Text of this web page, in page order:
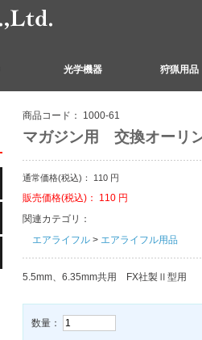
光学機器 狩猟用品
商品コード： 1000-61
マガジン用 交換オー
通常価格(税込)： 110 円
販売価格(税込)： 110 円
関連カテゴリ：
エアライフル > エアライフル用品
5.5mm、6.35mm共用 FX社製Ⅱ型用
数量：